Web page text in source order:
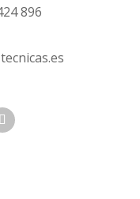
896